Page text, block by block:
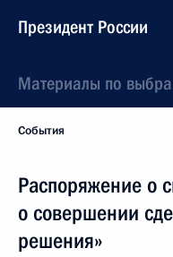
Президент России
Материалы по
События
Распоряжение о
о совершении
решения»